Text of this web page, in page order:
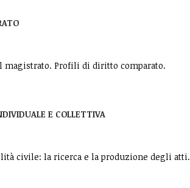
magistrato. Profili di diritto comparato.
E COLLETTIVA
civile: la ricerca e la produzione degli atti.